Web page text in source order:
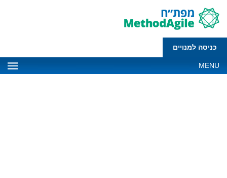
כניסה למנויים
MENU